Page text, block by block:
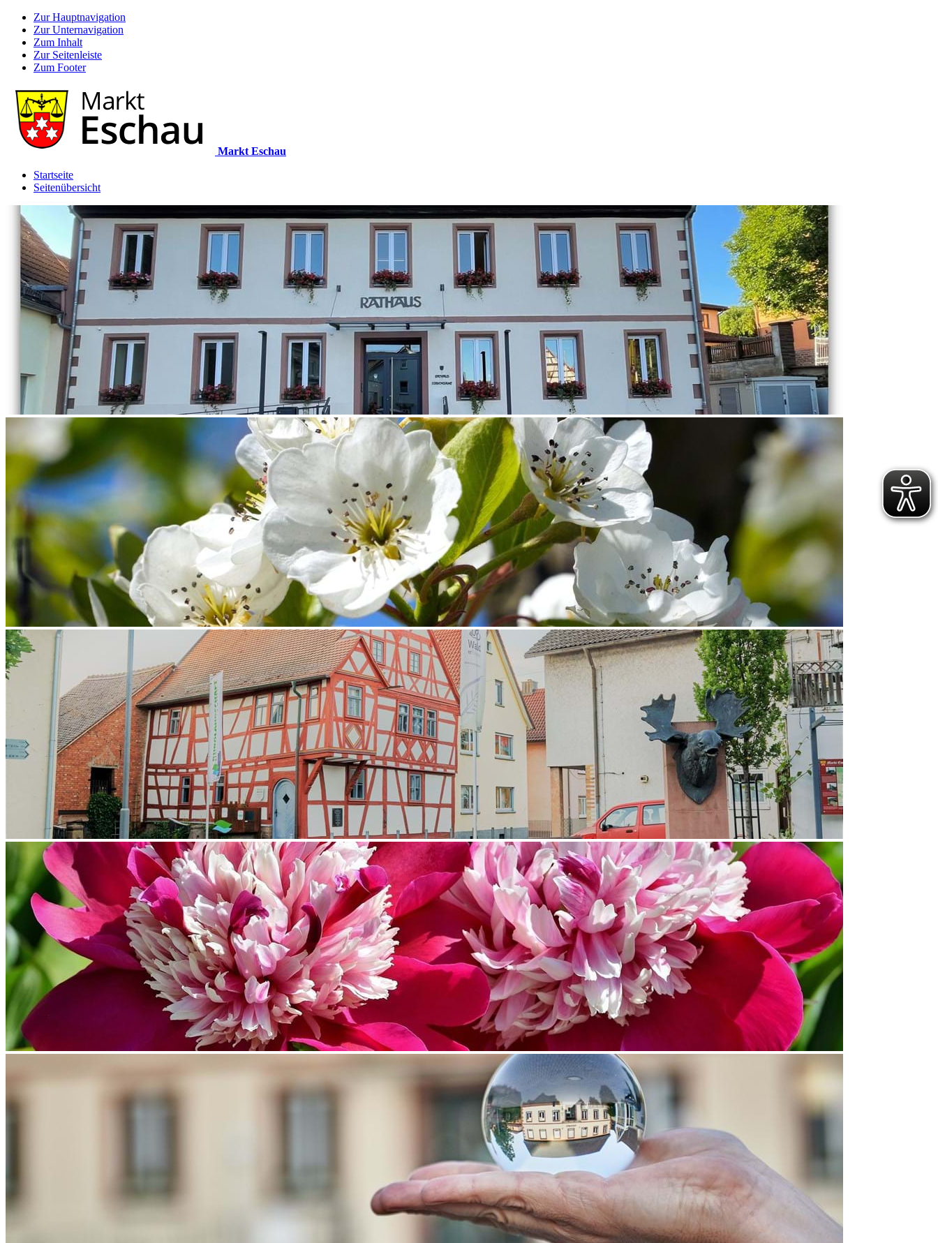
Zur Hauptnavigation
Zur Unternavigation
Zum Inhalt
Zur Seitenleiste
Zum Footer
Markt Eschau
Startseite
Seitenübersicht